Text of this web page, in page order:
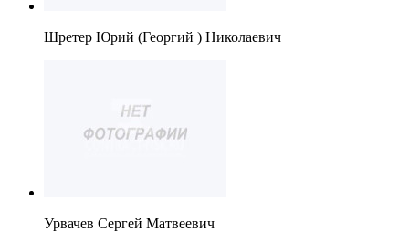
Шретер Юрий (Георгий ) Николаевич
Урвачев Сергей Матвеевич